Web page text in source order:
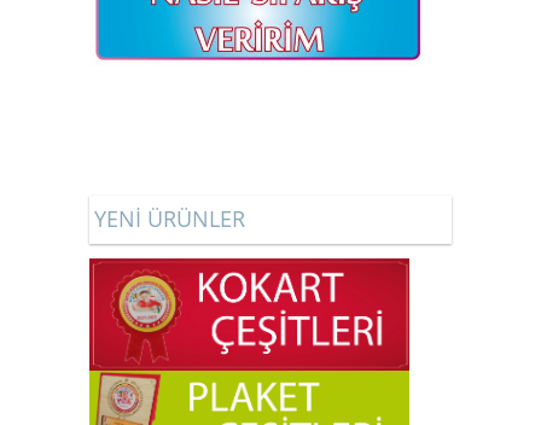
YENİ ÜRÜNLER